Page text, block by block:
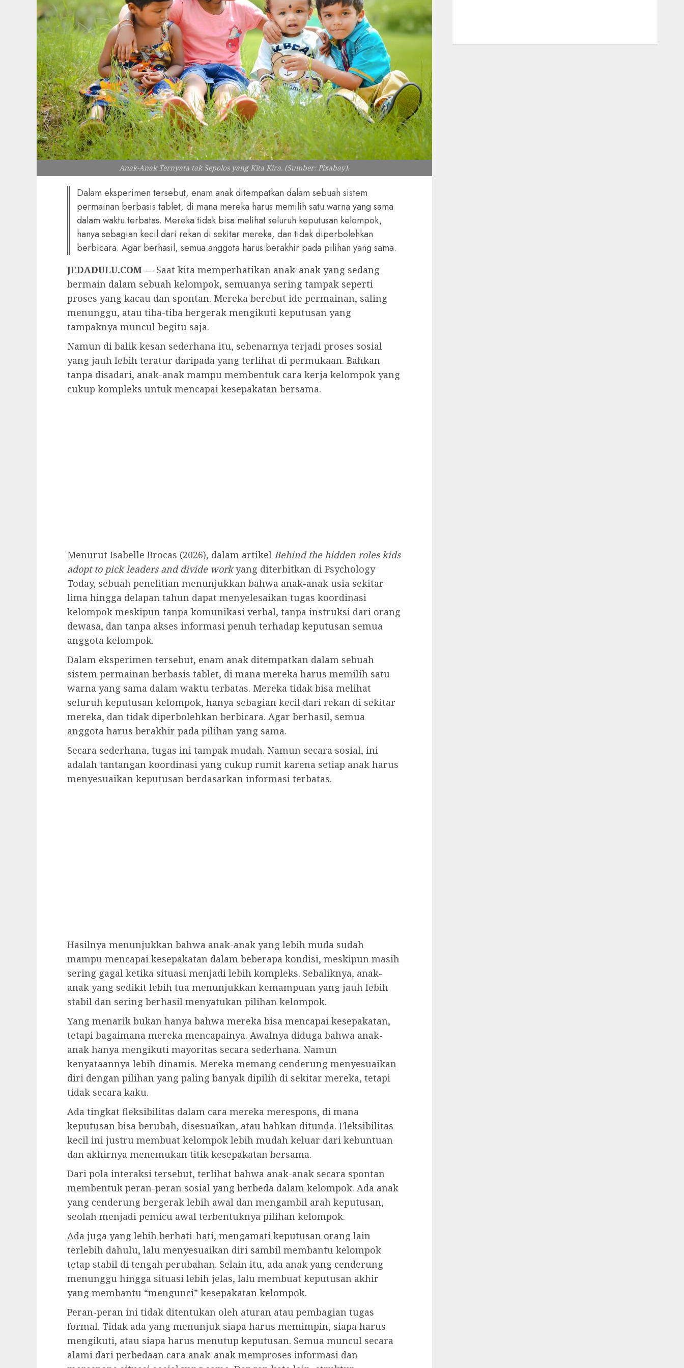
Anak-Anak Ternyata tak Sepolos yang Kita Kira. (Sumber: Pixabay).
Dalam eksperimen tersebut, enam anak ditempatkan dalam sebuah sistem
permainan berbasis tablet, di mana mereka harus memilih satu warna yang sama
dalam waktu terbatas. Mereka tidak bisa melihat seluruh keputusan kelompok,
hanya sebagian kecil dari rekan di sekitar mereka, dan tidak diperbolehkan
berbicara. Agar berhasil, semua anggota harus berakhir pada pilihan yang sama.
JEDADULU.COM — Saat kita memperhatikan anak-anak yang sedang
bermain dalam sebuah kelompok, semuanya sering tampak seperti
proses yang kacau dan spontan. Mereka berebut ide permainan, saling
menunggu, atau tiba-tiba bergerak mengikuti keputusan yang
tampaknya muncul begitu saja.
Namun di balik kesan sederhana itu, sebenarnya terjadi proses sosial
yang jauh lebih teratur daripada yang terlihat di permukaan. Bahkan
tanpa disadari, anak-anak mampu membentuk cara kerja kelompok yang
cukup kompleks untuk mencapai kesepakatan bersama.
Menurut Isabelle Brocas (2026), dalam artikel Behind the hidden roles kids
adopt to pick leaders and divide workyang diterbitkan di Psychology
Today, sebuah penelitian menunjukkan bahwa anak-anak usia sekitar
lima hingga delapan tahun dapat menyelesaikan tugas koordinasi
kelompok meskipun tanpa komunikasi verbal, tanpa instruksi dari orang
dewasa, dan tanpa akses informasi penuh terhadap keputusan semua
anggota kelompok.
Dalam eksperimen tersebut, enam anak ditempatkan dalam sebuah
sistem permainan berbasis tablet, di mana mereka harus memilih satu
warna yang sama dalam waktu terbatas. Mereka tidak bisa melihat
seluruh keputusan kelompok, hanya sebagian kecil dari rekan di sekitar
mereka, dan tidak diperbolehkan berbicara. Agar berhasil, semua
anggota harus berakhir pada pilihan yang sama.
Secara sederhana, tugas ini tampak mudah. Namun secara sosial, ini
adalah tantangan koordinasi yang cukup rumit karena setiap anak harus
menyesuaikan keputusan berdasarkan informasi terbatas.
Hasilnya menunjukkan bahwa anak-anak yang lebih muda sudah
mampu mencapai kesepakatan dalam beberapa kondisi, meskipun masih
sering gagal ketika situasi menjadi lebih kompleks. Sebaliknya, anak-
anak yang sedikit lebih tua menunjukkan kemampuan yang jauh lebih
stabil dan sering berhasil menyatukan pilihan kelompok.
Yang menarik bukan hanya bahwa mereka bisa mencapai kesepakatan,
tetapi bagaimana mereka mencapainya. Awalnya diduga bahwa anak-
anak hanya mengikuti mayoritas secara sederhana. Namun
kenyataannya lebih dinamis. Mereka memang cenderung menyesuaikan
diri dengan pilihan yang paling banyak dipilih di sekitar mereka, tetapi
tidak secara kaku.
Ada tingkat fleksibilitas dalam cara mereka merespons, di mana
keputusan bisa berubah, disesuaikan, atau bahkan ditunda. Fleksibilitas
kecil ini justru membuat kelompok lebih mudah keluar dari kebuntuan
dan akhirnya menemukan titik kesepakatan bersama.
Dari pola interaksi tersebut, terlihat bahwa anak-anak secara spontan
membentuk peran-peran sosial yang berbeda dalam kelompok. Ada anak
yang cenderung bergerak lebih awal dan mengambil arah keputusan,
seolah menjadi pemicu awal terbentuknya pilihan kelompok.
Ada juga yang lebih berhati-hati, mengamati keputusan orang lain
terlebih dahulu, lalu menyesuaikan diri sambil membantu kelompok
tetap stabil di tengah perubahan. Selain itu, ada anak yang cenderung
menunggu hingga situasi lebih jelas, lalu membuat keputusan akhir
yang membantu “mengunci” kesepakatan kelompok.
Peran-peran ini tidak ditentukan oleh aturan atau pembagian tugas
formal. Tidak ada yang menunjuk siapa harus memimpin, siapa harus
mengikuti, atau siapa harus menutup keputusan. Semua muncul secara
alami dari perbedaan cara anak-anak memproses informasi dan